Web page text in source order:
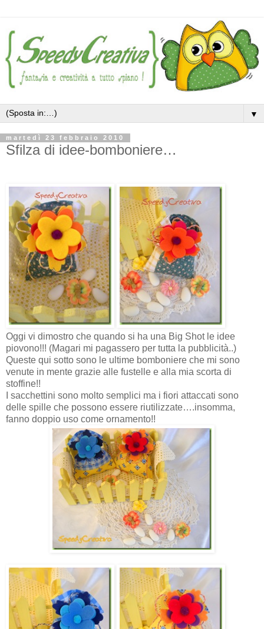
▼
martedì 23 febbraio 2010
Sfilza di idee-bomboniere…
Oggi vi dimostro che quando si ha una Big Shot le idee
piovono!!! (Magari mi pagassero per tutta la pubblicità..)
Queste qui sotto sono le ultime bomboniere che mi sono
venute in mente grazie alle fustelle e alla mia scorta di
stoffine!!
I sacchettini sono molto semplici ma i fiori attaccati sono
delle spille che possono essere riutilizzate….insomma,
fanno doppio uso come ornamento!!